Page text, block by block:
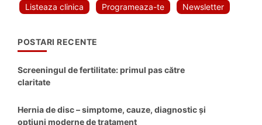
Listeaza clinica
Programeaza-te Newsletter
POSTARI RECENTE
Screeningul de fertilitate: primul pas către
claritate
Hernia de disc – simptome, cauze, diagnostic și
opțiuni moderne de tratament